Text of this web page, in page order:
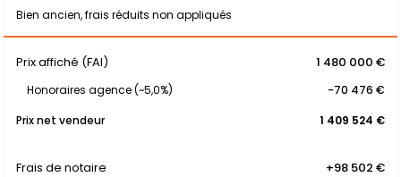
Bien ancien, frais réduits non appliqués
Prix affiché (FAI) 1 480 000 €
Honoraires agence (~5,0%)
-70 476 €
Prix net vendeur
1 409 524 €
Frais de notaire +98 502 €